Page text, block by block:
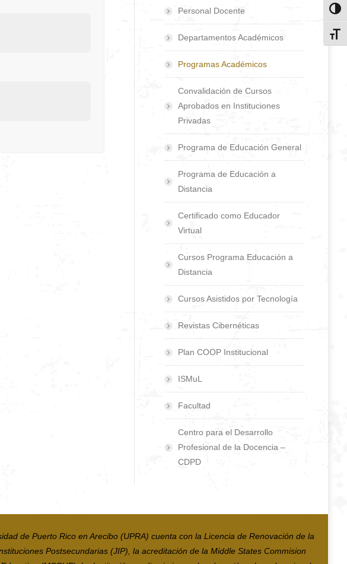
Personal Docente
Departamentos Académicos
Programas Académicos
Convalidación de Cursos
Aprobados en Instituciones
Privadas
Programa de Educación General
Programa de Educación a
Distancia
Certificado como Educador
Virtual
Cursos Programa Educación a
Distancia
Cursos Asistidos por Tecnología
Revistas Cibernéticas
Plan COOP Institucional
ISMuL
Facultad
Centro para el Desarrollo
Profesional de la Docencia –
CDPD
de Puerto Rico en Arecibo (UPRA) cuenta con la Licencia de Renovación de la
Postsecundarias (JIP), la acreditación de la Middle States Commision